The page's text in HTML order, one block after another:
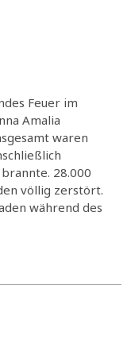
Feuer im
Amalia
waren
28.000
völlig zerstört.
während des